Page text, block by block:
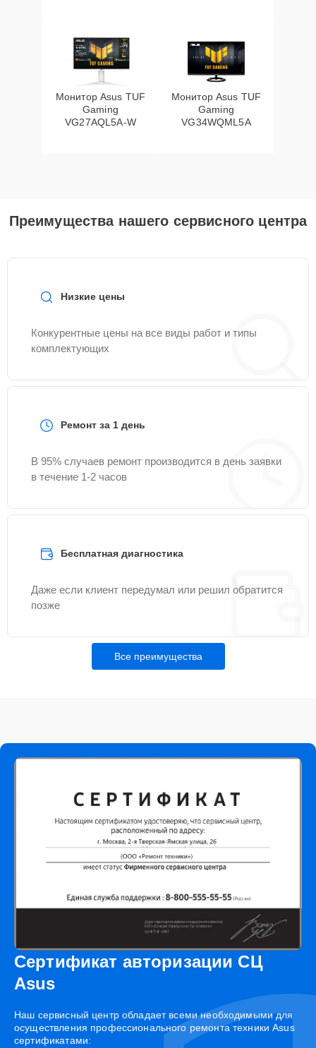
Монитор Asus TUF
Gaming
VG27AQL5A-W
Монитор Asus TUF
Gaming
VG34WQML5A
Преимущества нашего сервисного центра
Низкие цены
Конкурентные цены на все виды работ и типы
комплектующих
Ремонт за 1 день
В 95% случаев ремонт производится в день заявки
в течение 1-2 часов
Бесплатная диагностика
Даже если клиент передумал или решил обратится
позже
Все преимущества
Сертификат авторизации СЦ
Asus
Наш сервисный центр обладает всеми необходимыми для
осуществления профессионального ремонта техники Asus
сертификатами: